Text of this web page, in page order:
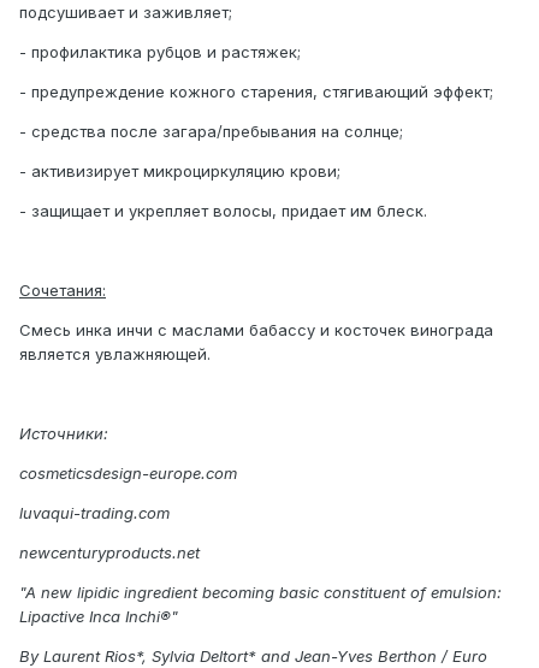
подсушивает и заживляет;
- профилактика рубцов и растяжек;
- предупреждение кожного старения, стягивающий эффект;
- средства после загара/пребывания на солнце;
- активизирует микроциркуляцию крови;
- защищает и укрепляет волосы, придает им блеск.
Сочетания:
Смесь инка инчи с маслами бабассу и косточек винограда
является увлажняющей.
Источники:
cosmeticsdesign-europe.com
luvaqui-trading.com
newcenturyproducts.net
"A new lipidic ingredient becoming basic constituent of emulsion:
Lipactive Inca Inchi®"
By Laurent Rios*, Sylvia Deltort* and Jean-Yves Berthon / Euro